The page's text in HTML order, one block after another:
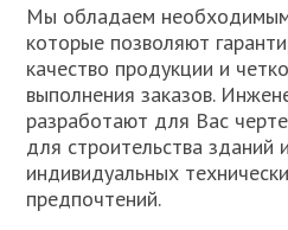
Мы обладаем
которые позволяют
качество продукции и
выполнения заказов.
разработают для Вас
для строительства зданий
индивидуальных
предпочтений.